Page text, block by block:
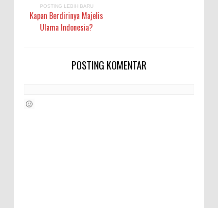
POSTING LEBIH BARU
Kapan Berdirinya Majelis
Ulama Indonesia?
POSTING KOMENTAR